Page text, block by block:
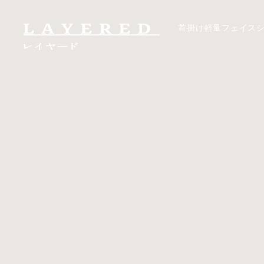
首掛け軽量フェイス